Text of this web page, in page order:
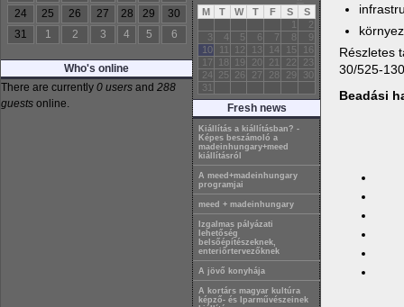
24
25 26 27 28 29
30
31
1 2 3 4 5 6
Who's online
There are currently 0 users and 288
guests online.
M T W T F S
S
1
2
3
4 5 6 7 8
9
10
11 12 13 14 15
16
17
18 19 20 21 22
23
24
25 26 27 28 29
30
31
Fresh news
Kiállítás a kiállításban? -
Képes beszámoló a
madeinhungary+meed
kiállításról
A meed+madeinhungary
programjai
meed + madeinhungary
Izgalmas pályázati
lehetőség
belsőépítészeknek,
enteriőrtervezőknek
A jövő konyhája
A kortárs magyar kultúra
képző- és Iparművészeinek
Részletes
30/525-
Beadási